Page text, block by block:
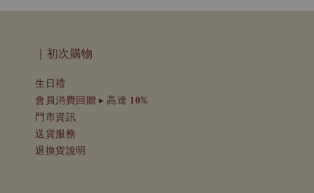
｜初次購物
生日禮
會員消費回贈 ▸ 高達 𝟏𝟎%
門市資訊
送貨服務
退換貨說明